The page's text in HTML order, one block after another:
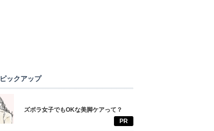
ピックアップ
ズボラ女子でもOKな美脚ケアって？
PR